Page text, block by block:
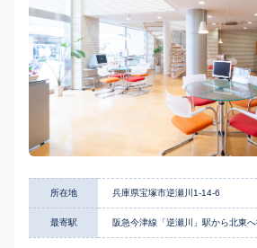
所在地 兵庫県宝塚市逆瀬川1-14-6
最寄駅 阪急今津線「逆瀬川」駅から北東